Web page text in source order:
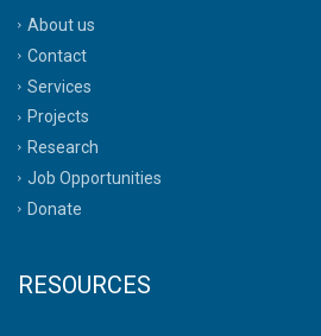
About us
Contact
Services
Projects
Research
Job Opportunities
Donate
RESOURCES